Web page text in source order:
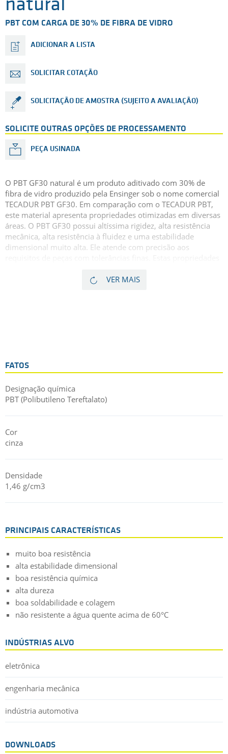
natural
PBT COM CARGA DE 30% DE FIBRA DE VIDRO
ADICIONAR A LISTA
SOLICITAR COTAÇÃO
SOLICITAÇÃO DE AMOSTRA (SUJEITO A AVALIAÇÃO)
SOLICITE OUTRAS OPÇÕES DE PROCESSAMENTO
PEÇA USINADA
O PBT GF30 natural é um produto aditivado com 30% de
fibra de vidro produzido pela Ensinger sob o nome comercial
TECADUR PBT GF30. Em comparação com o TECADUR PBT,
este material apresenta propriedades otimizadas em diversas
áreas. O PBT GF30 possui altíssima rigidez, alta resistência
mecânica, alta resistência à fluidez e uma estabilidade
dimensional muito alta. Ele atende com precisão aos
em peças expostas a altas cargas estáticas por longos
VER MAIS
FATOS
Designação química
PBT (Polibutileno Tereftalato)
Cor
cinza
Densidade
1,46 g/cm3
PRINCIPAIS CARACTERÍSTICAS
muito boa resistência
alta estabilidade dimensional
boa resistência química
alta dureza
boa soldabilidade e colagem
não resistente a água quente acima de 60°C
INDÚSTRIAS ALVO
eletrônica
engenharia mecânica
indústria automotiva
DOWNLOADS